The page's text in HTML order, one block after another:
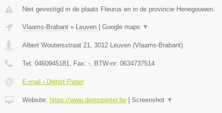
Niet gevestigd in de plaats Fleurus en in de provincie Henegouwen.
Vlaams-Brabant » Leuven | Google maps ▼
Albert Woutersstraat 21 3012 Leuven (Vlaams-Brabant)
Tel: 0460945181 , Fax: - , BTW-nr: 0634737514
E-mail › Diëtist Pieter
Website: https://www.dietistpieter.be | Screenshot ▼